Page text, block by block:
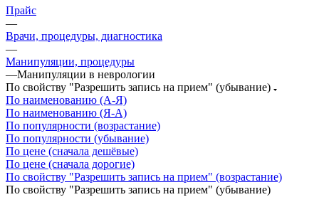
Прайс
—
Врачи, процедуры, диагностика
—
Манипуляции, процедуры
—Манипуляции в неврологии
По свойству "Разрешить запись на прием" (убывание)
По наименованию (А-Я)
По наименованию (Я-А)
По популярности (возрастание)
По популярности (убывание)
По цене (сначала дешёвые)
По цене (сначала дорогие)
По свойству "Разрешить запись на прием" (возрастание)
По свойству "Разрешить запись на прием" (убывание)